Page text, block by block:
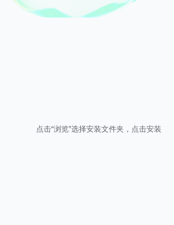
点击“浏览”选择安装文件夹，点击安装